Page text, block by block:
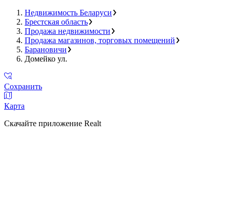
Недвижимость Беларуси
Брестская область
Продажа недвижимости
Продажа магазинов, торговых помещений
Барановичи
Домейко ул.
Сохранить
Карта
Скачайте приложение Realt